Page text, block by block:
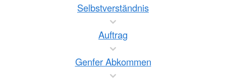
Selbstverständnis
Auftrag
Genfer Abkommen